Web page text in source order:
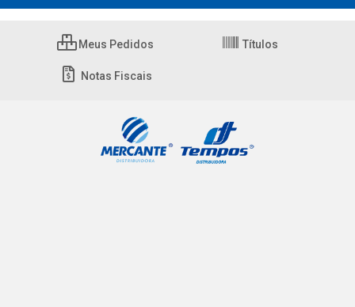
Meus Pedidos Títulos
Notas Fiscais